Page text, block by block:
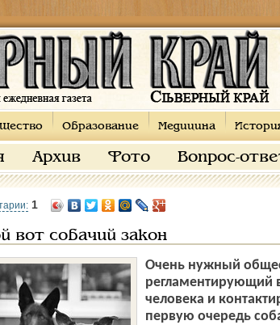
Образование Медицина
Архив Фото Вопрос-
1
вот собачий закон
Очень нужный
регламентирующий
человека и
первую очередь